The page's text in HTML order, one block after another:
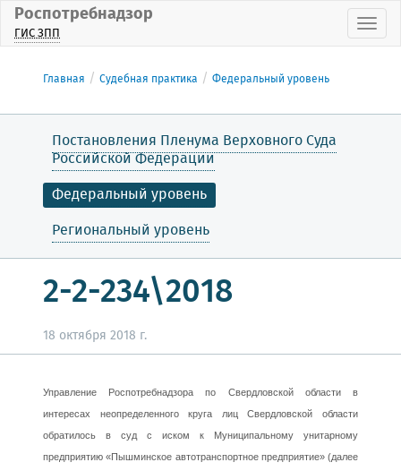
Роспотребнадзор
ГИС ЗПП
Главная Судебная практика Федеральный уровень
Постановления Пленума Верховного Суда
Российской Федерации
Федеральный уровень
Региональный уровень
2-2-234\2018
18 октября 2018 г.
Управление Роспотребнадзора по Свердловской области в
интересах неопределенного круга лиц Свердловской области
обратилось в суд с иском к Муниципальному унитарному
предприятию «Пышминское автотранспортное предприятие» (далее